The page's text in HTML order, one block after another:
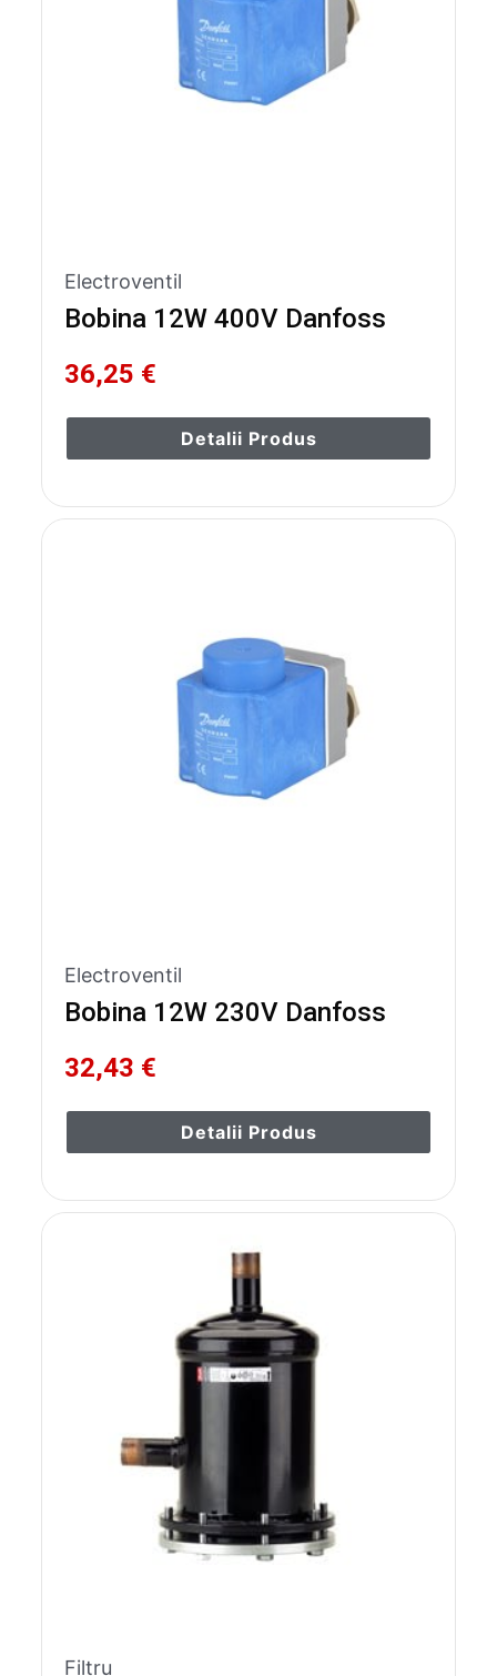
Electroventil
Bobina 12W 400V Danfoss
36,25 €
Detalii Produs
Electroventil
Bobina 12W 230V Danfoss
32,43 €
Detalii Produs
Filtru